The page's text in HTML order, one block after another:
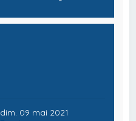
dim. 09 mai 2021